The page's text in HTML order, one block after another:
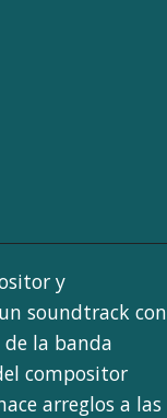
y
soundtrack con
la banda
compositor
arreglos a las